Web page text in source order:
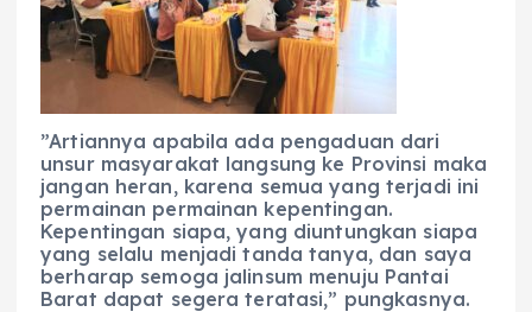
”Artiannya apabila ada pengaduan dari
unsur masyarakat langsung ke Provinsi maka
jangan heran, karena semua yang terjadi ini
permainan permainan kepentingan.
Kepentingan siapa, yang diuntungkan siapa
yang selalu menjadi tanda tanya, dan saya
berharap semoga jalinsum menuju Pantai
Barat dapat segera teratasi,” pungkasnya.